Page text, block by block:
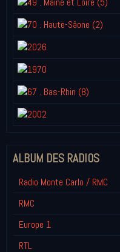
ALBUM DES RADIOS
Radio Monte Carlo / RMC
RMC
Europe 1
RTL